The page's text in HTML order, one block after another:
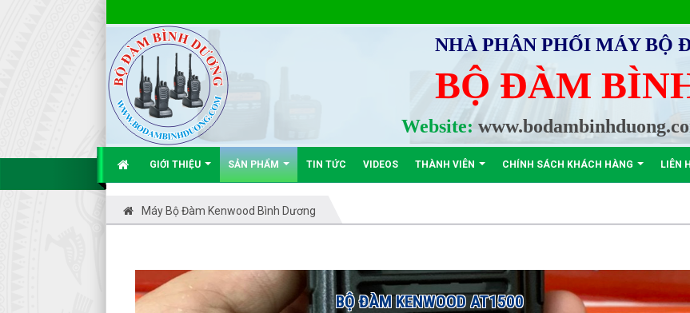
NHÀ PHÂN PHỐI MÁY BỘ
BỘ ĐÀM
Website:
GIỚI THIỆU SẢN PHẨM TIN TỨC VIDEOS THÀNH VIÊN CHÍNH SÁCH KHÁCH HÀNG LIÊN
Máy Bộ Đàm Kenwood Bình Dương
BỘ ĐÀM KENWOOD AT1500